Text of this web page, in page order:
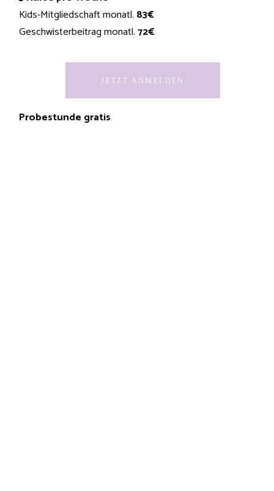
Kids-Mitgliedschaft monatl. 83€
Geschwisterbeitrag monatl.72€
Probestunde gratis
JETZT ANMELDEN